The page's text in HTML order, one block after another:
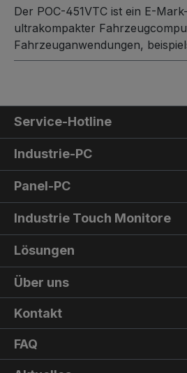
Der POC-451VTC ist ein E-
ultrakompakter
Fahrzeuganwendungen,
Service-Hotline
Industrie-PC
Panel-PC
Industrie Touch Monitore
Lösungen
Über uns
Kontakt
FAQ